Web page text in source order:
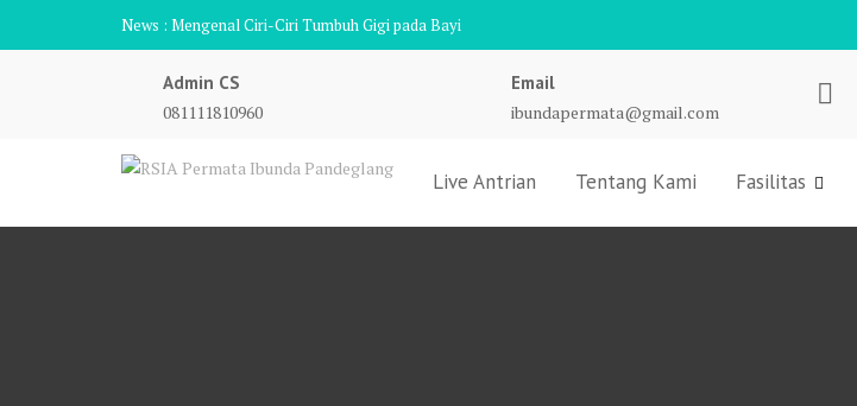
News : Mengenal Ciri-Ciri Tumbuh Gigi pada Bayi
Admin CS
081111810960
Email
ibundapermata@gmail.com
Live Antrian Tentang Kami Fasilitas